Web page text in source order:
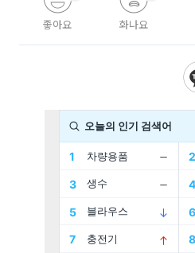
좋아요 화나요